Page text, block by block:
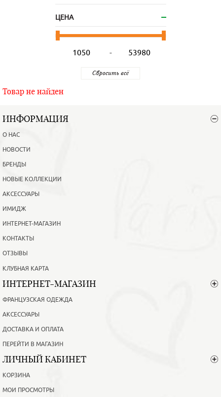
ЦЕНА
-
Товар не найден
ИНФОРМАЦИЯ
О НАС
НОВОСТИ
БРЕНДЫ
НОВЫЕ КОЛЛЕКЦИИ
АКСЕССУАРЫ
ИМИДЖ
ИНТЕРНЕТ-МАГАЗИН
КОНТАКТЫ
ОТЗЫВЫ
КЛУБНАЯ КАРТА
ИНТЕРНЕТ-МАГАЗИН
ФРАНЦУЗСКАЯ ОДЕЖДА
АКСЕССУАРЫ
ДОСТАВКА И ОПЛАТА
ПЕРЕЙТИ В МАГАЗИН
ЛИЧНЫЙ КАБИНЕТ
КОРЗИНА
МОИ ПРОСМОТРЫ